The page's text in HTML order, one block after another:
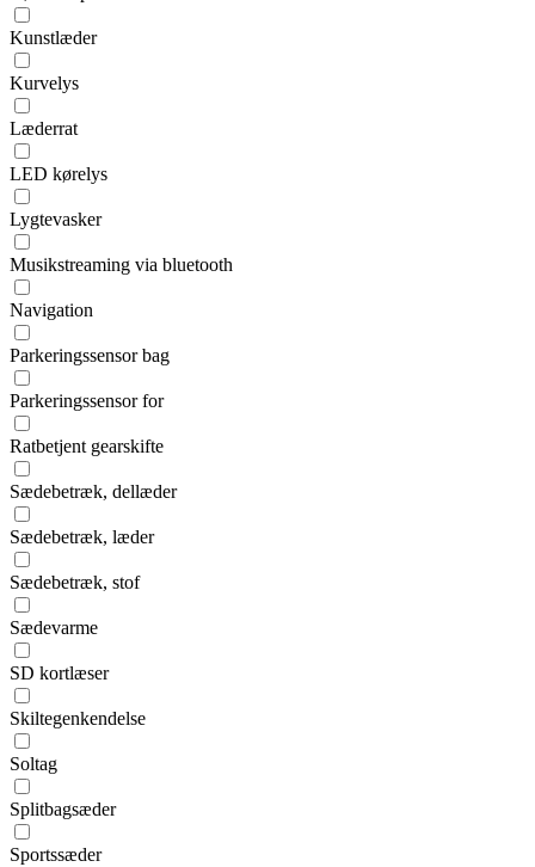
Kunstlæder
Kurvelys
Læderrat
LED kørelys
Lygtevasker
Musikstreaming via bluetooth
Navigation
Parkeringssensor bag
Parkeringssensor for
Ratbetjent gearskifte
Sædebetræk, dellæder
Sædebetræk, læder
Sædebetræk, stof
Sædevarme
SD kortlæser
Skiltegenkendelse
Soltag
Splitbagsæder
Sportssæder